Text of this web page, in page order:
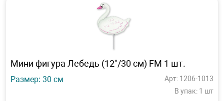
Мини фигура Лебедь (12"/30 см) FM 1 шт.
Размер: 30 см
Арт: 1206-1013
В упак: 1 шт